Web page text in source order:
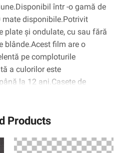
într -o gamă de
mate disponibile.Potrivit
plate și ondulate, cu sau fără
blânde.Acest film are o
pe comploturile
a culorilor este
la 12 ani.Casete de
Products